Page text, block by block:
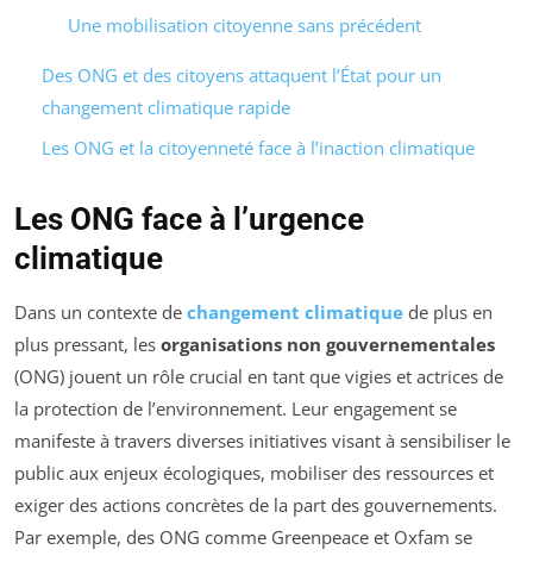
Une mobilisation citoyenne sans précédent
Des ONG et des citoyens attaquent l’État pour un
changement climatique rapide
Les ONG et la citoyenneté face à l’inaction climatique
Les ONG face à l’urgence
climatique
Dans un contexte de changement climatique de plus en
plus pressant, les organisations non gouvernementales
(ONG) jouent un rôle crucial en tant que vigies et actrices de
la protection de l’environnement. Leur engagement se
manifeste à travers diverses initiatives visant à sensibiliser le
public aux enjeux écologiques, mobiliser des ressources et
exiger des actions concrètes de la part des gouvernements.
Par exemple, des ONG comme Greenpeace et Oxfam se